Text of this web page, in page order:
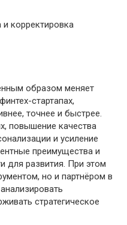
и корректировка
образом меняет
стартапах,
точнее и быстрее.
повышение качества
и усиление
преимущества и
для развития. При этом
но и партнёром в
стратегическое